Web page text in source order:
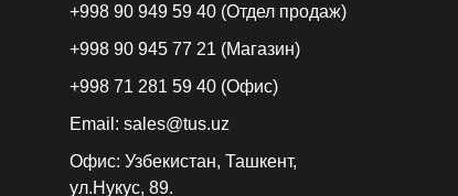
+998 90 949 59 40 (Отдел продаж)
+998 90 945 77 21 (Магазин)
+998 71 281 59 40 (Офис)
Email: sales@tus.uz
Офис: Узбекистан, Ташкент,
ул.Нукус, 89.